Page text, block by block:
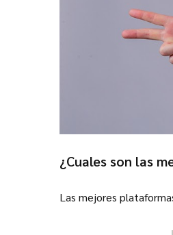
¿Cuales son las
Las mejores